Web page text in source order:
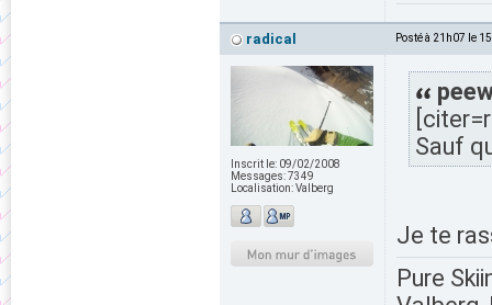
radical Posté à 21h07 le
Inscrit le: 09/02/2008
Messages:7349
Localisation:Valberg
Sauf
Je te
Pure